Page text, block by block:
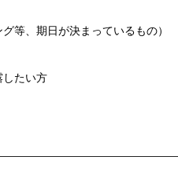
等、期日が決まっているもの）
たい方